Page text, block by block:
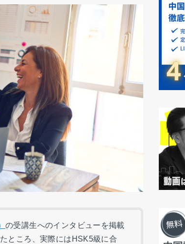
の受講生へのインタビューを掲載
ところ、実際にはHSK5級に合